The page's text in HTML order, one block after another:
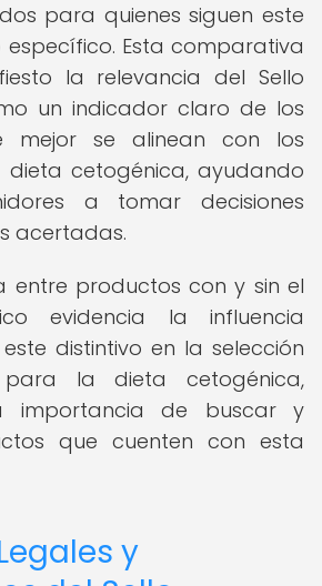
para quienes siguen este
específico. Esta comparativa
la relevancia del Sello
un indicador claro de los
mejor se alinean con los
dieta cetogénica, ayudando
a tomar decisiones
acertadas.
entre productos con y sin el
evidencia la influencia
distintivo en la selección
la dieta cetogénica,
importancia de buscar y
que cuenten con esta
y